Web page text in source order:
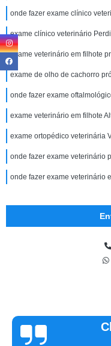
onde fazer exame clínico
exame clínico veterinário
exame veterinário em filhote
exame de olho de cachorro
onde fazer exame
exame veterinário em filhote
exame ortopédico veterinária
onde fazer exame veterinário
onde fazer exame veterinário
Claudia Parizon
Tavares